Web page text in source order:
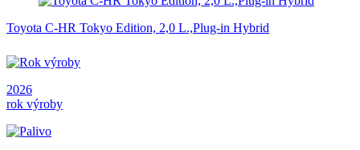
Toyota C-HR Tokyo Edition, 2,0 L.,Plug-in Hybrid
2026
rok výroby